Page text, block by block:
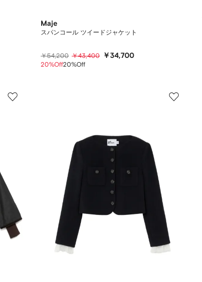
Maje
スパンコール ツイードジャケット
￥54,200 ￥43,400 ￥34,700
20%Off20%Off